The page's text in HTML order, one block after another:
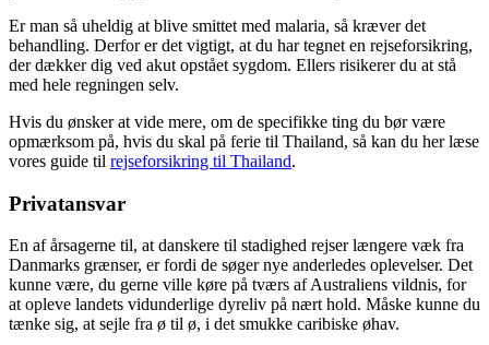
Er man så uheldig at blive smittet med malaria, så kræver det
behandling. Derfor er det vigtigt, at du har tegnet en rejseforsikring,
der dækker dig ved akut opstået sygdom. Ellers risikerer du at stå
med hele regningen selv.
Hvis du ønsker at vide mere, om de specifikke ting du bør være
opmærksom på, hvis du skal på ferie til Thailand, så kan du her læse
vores guide til rejseforsikring til Thailand.
Privatansvar
En af årsagerne til, at danskere til stadighed rejser længere væk fra
Danmarks grænser, er fordi de søger nye anderledes oplevelser. Det
kunne være, du gerne ville køre på tværs af Australiens vildnis, for
at opleve landets vidunderlige dyreliv på nært hold. Måske kunne du
tænke sig, at sejle fra ø til ø, i det smukke caribiske øhav.